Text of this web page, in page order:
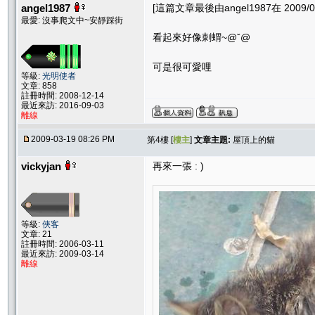
angel1987
最愛: 沒事爬文中~安靜踩街
等級: 光明使者
文章: 858
註冊時間: 2008-12-14
最近來訪: 2016-09-03
離線
[這篇文章最後由angel1987在 2009/
看起來好像刺蝟~@ˇ@
可是很可愛哩
2009-03-19 08:26 PM 第4樓 [樓主] 文章主題: 屋頂上的貓
vickyjan
等級: 俠客
文章: 21
註冊時間: 2006-03-11
最近來訪: 2009-03-14
離線
再來一張 : )